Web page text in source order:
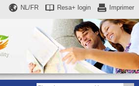
Imprimer
Resa+ login
NL/FR